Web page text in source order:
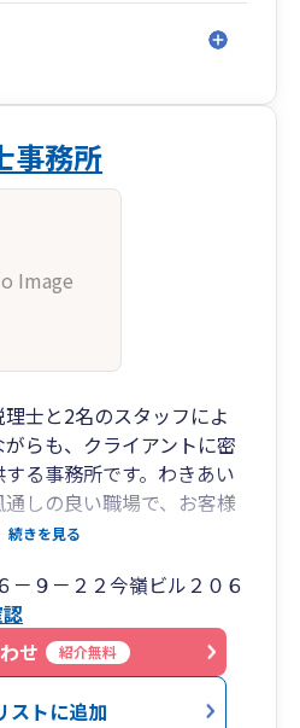
事務所
Image
士と2名のスタッフによ
らも、クライアントに密
る事務所です。わきあい
しの良い職場で、お客様
ダーメイドの税務・会計
サポートを実現。クライ
保し、ビジネス成長をサ
の信頼関係を最優先に、
ロフェッショナルな対応
力で支えます。
続きを見る
－９－２２今嶺ビル２０６
せ
紹介無料
ストに追加